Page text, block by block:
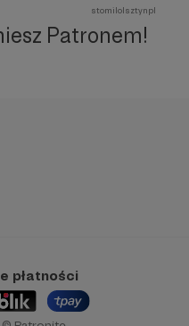
stomilolsztynpl
Patronem!
płatności